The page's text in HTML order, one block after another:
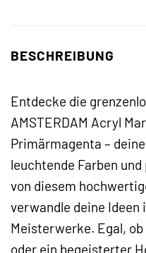
BESCHREIBUNG
Entdecke die
AMSTERDAM Acryl
Primärmagenta –
leuchtende Farben
von diesem
verwandle deine Ideen
Meisterwerke. Egal,
oder ein begeisterter